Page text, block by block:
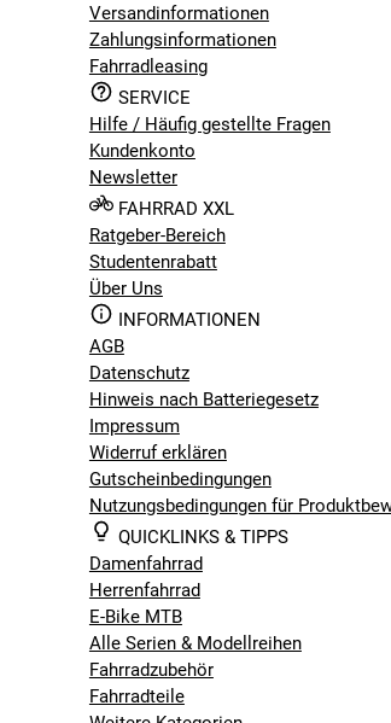
Versandinformationen
Zahlungsinformationen
Fahrradleasing
SERVICE
Hilfe / Häufig gestellte Fragen
Kundenkonto
Newsletter
FAHRRAD XXL
Ratgeber-Bereich
Studentenrabatt
Über Uns
INFORMATIONEN
AGB
Datenschutz
Hinweis nach Batteriegesetz
Impressum
Widerruf erklären
Gutscheinbedingungen
Nutzungsbedingungen für
QUICKLINKS & TIPPS
Damenfahrrad
Herrenfahrrad
E-Bike MTB
Alle Serien & Modellreihen
Fahrradzubehör
Fahrradteile